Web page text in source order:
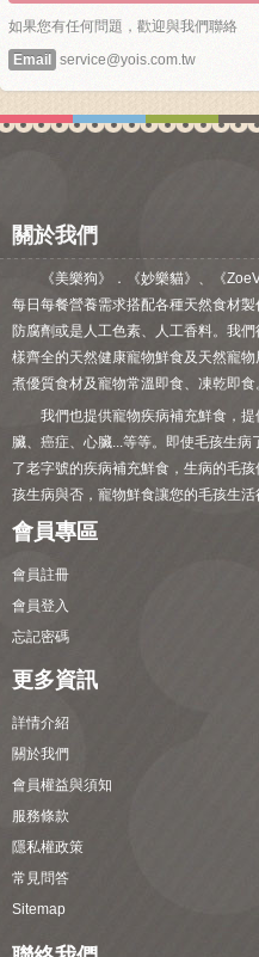
如果您有任何問題，歡迎與我們聯絡
Email
service@yois.com.tw
關於我們
《美樂狗》．《妙樂貓》、《
每日每餐營養需求搭配各種天然食材
防腐劑或是人工色素、人工香料。我
樣齊全的天然健康寵物鮮食及天然寵
煮優質食材及寵物常溫即食、凍乾即食
我們也提供寵物疾病補充鮮食，
臟、癌症、心臟...等等。即使毛孩生
了老字號的疾病補充鮮食，生病的毛
孩生病與否，寵物鮮食讓您的毛孩生活
會員專區
會員註冊
會員登入
忘記密碼
更多資訊
詳情介紹
關於我們
會員權益與須知
服務條款
隱私權政策
常見問答
Sitemap